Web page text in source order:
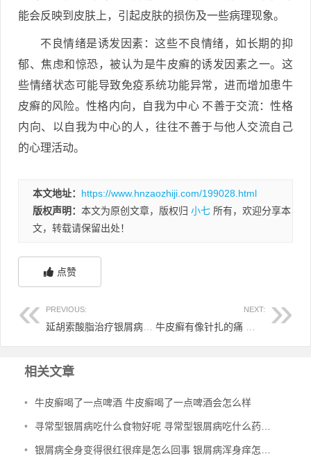
能会反映到皮肤上，引起皮肤的损伤及一些病理现象。
不良情绪是诱发因素：这些不良情绪，如长期的抑
郁、焦虑和惊恐，被认为是牛皮癣的诱发因素之一。这
些情绪状态可能导致免疫系统功能异常，进而增加患牛
皮癣的风险。性格内向，自我为中心 不善于交流：性格
内向、以自我为中心的人，往往不善于与他人交流自己
的心理活动。
本文地址： https://www.hnzaozhiji.com/199028.html
版权声明： 本文为原创文章，版权归 小七 所有，欢迎分享本
文，转载请保留出处！
点赞
PREVIOUS: NEXT:
相关文章
• 牛皮癣喝了一点啤酒 牛皮癣喝了一点啤酒会怎么样
• 寻常型银屑病吃什么食物好呢 寻常型银屑病吃什么药效果好
• 银屑病全身变得很红很痒是怎么回事 银屑病浑身痒怎么办